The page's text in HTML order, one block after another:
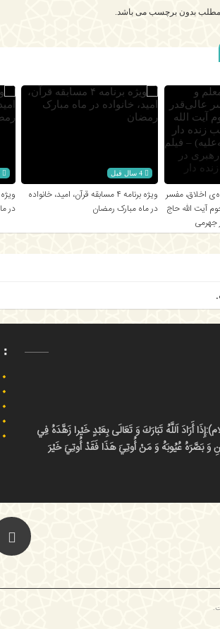
مطلب بدون برچسب می باشد.
اخلاق، مفسر
آیت الله حاج
مقام معظم
زنده‌ دار
ویژه برنامه ۴ مسابقه قرآن، امید، خانواده
در ماه مبارک رمضان
در
إِذَا أَرَادَ اَللَّهُ تَبَارَكَ وَ تَعَالَى بِعَبْدٍ خَيْرا زَهَّدَهُ فِي
وَ بَصَّرَهُ عُيُوبَهُ وَ مَنْ أُوتِيَ هَذَا فَقَدْ أُوتِيَ خَيْرَ